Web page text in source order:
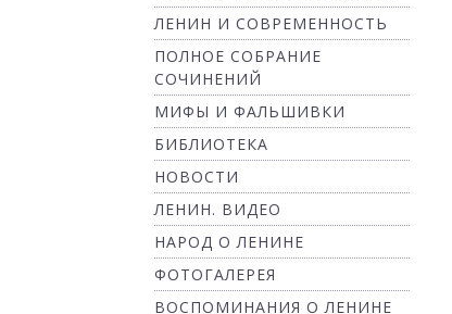
ЛЕНИН И СОВРЕМЕННОСТЬ
ПОЛНОЕ СОБРАНИЕ
СОЧИНЕНИЙ
МИФЫ И ФАЛЬШИВКИ
БИБЛИОТЕКА
НОВОСТИ
ЛЕНИН. ВИДЕО
НАРОД О ЛЕНИНЕ
ФОТОГАЛЕРЕЯ
ВОСПОМИНАНИЯ О ЛЕНИНЕ